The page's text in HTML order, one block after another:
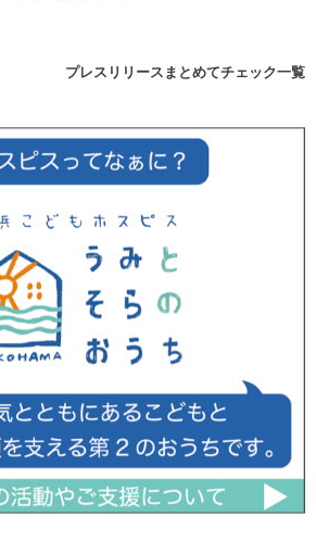
プレスリリースまとめてチェック一覧